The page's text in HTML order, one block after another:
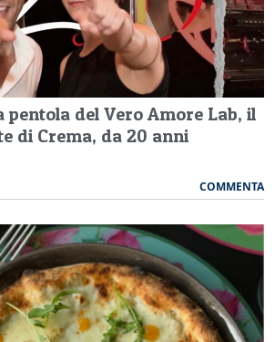
pentola del Vero Amore Lab, il
di Crema, da 20 anni
COMMENTA